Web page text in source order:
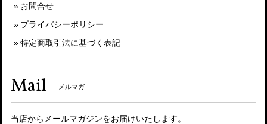
お問合せ
プライバシーポリシー
特定商取引法に基づく表記
Mail メルマガ
当店からメールマガジンをお届けいたします。